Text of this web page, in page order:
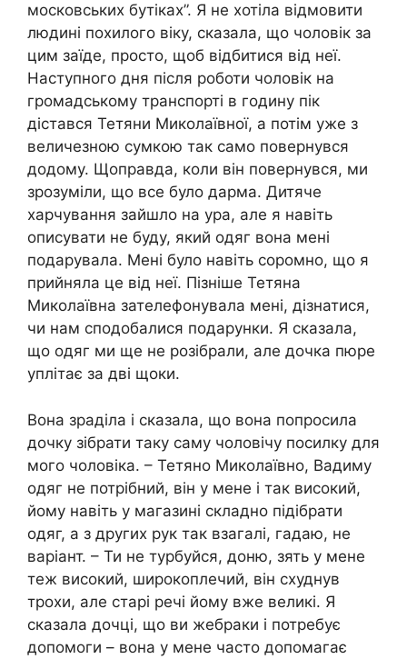
московських бутіках”. Я не хотіла відмовити
людині похилого віку, сказала, що чоловік за
цим заїде, просто, щоб відбитися від неї.
Наступного дня після роботи чоловік на
громадському транспорті в годину пік
дістався Тетяни Миколаївної, а потім уже з
величезною сумкою так само повернувся
додому. Щоправда, коли він повернувся, ми
зрозуміли, що все було дарма. Дитяче
харчування зайшло на ура, але я навіть
описувати не буду, який одяг вона мені
подарувала. Мені було навіть соромно, що я
прийняла це від неї. Пізніше Тетяна
Миколаївна зателефонувала мені, дізнатися,
чи нам сподобалися подарунки. Я сказала,
що одяг ми ще не розібрали, але дочка пюре
уплітає за дві щоки.
Вона зраділа і сказала, що вона попросила
дочку зібрати таку саму чоловічу посилку для
мого чоловіка. – Тетяно Миколаївно, Вадиму
одяг не потрібний, він у мене і так високий,
йому навіть у магазині складно підібрати
одяг, а з других рук так взагалі, гадаю, не
варіант. – Ти не турбуйся, доню, зять у мене
теж високий, широкоплечий, він схуднув
трохи, але старі речі йому вже великі. Я
сказала дочці, що ви жебраки і потребує
допомоги – вона у мене часто допомагає